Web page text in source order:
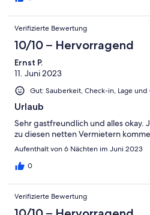
eine Reise wert.
Verifizierte Bewertung
10/10 – Hervorragend
Ernst P.
11. Juni 2023
Gut: Sauberkeit, Check-in, Lage
Urlaub
Sehr gastfreundlich und alles
zu diesen netten Vermietern
Aufenthalt von 6 Nächten im Juni 2023
0
Verifizierte Bewertung